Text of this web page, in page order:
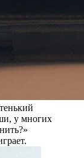
у многих